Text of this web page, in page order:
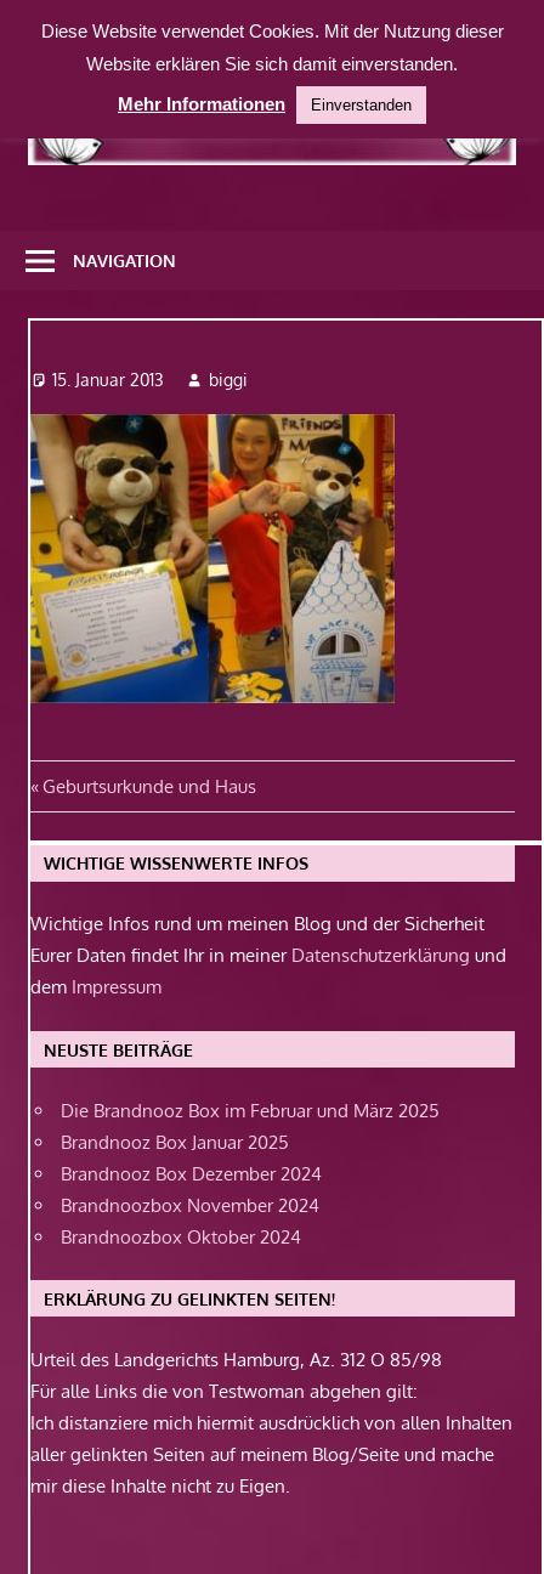
Inhalt
weitere
Website
NAVIGATION
15. Januar 2013 biggi
Beitragsnavigation
Vorheriger
Beitrag:
Geburtsurkunde und Haus
WICHTIGE WISSENWERTE INFOS
Wichtige Infos rund um meinen Blog und der Sicherheit
Eurer Daten findet Ihr in meiner Datenschutzerklärung und
dem Impressum
NEUSTE BEITRÄGE
Die Brandnooz Box im Februar und März 2025
Brandnooz Box Januar 2025
Brandnooz Box Dezember 2024
Brandnoozbox November 2024
Brandnoozbox Oktober 2024
ERKLÄRUNG ZU GELINKTEN SEITEN!
Urteil des Landgerichts Hamburg, Az. 312 O 85/98
Für alle Links die von Testwoman abgehen gilt:
Ich distanziere mich hiermit ausdrücklich von allen Inhalten
aller gelinkten Seiten auf meinem Blog/Seite und mache
mir diese Inhalte nicht zu Eigen.
Diese Website verwendet Cookies. Mit der Nutzung dieser
Website erklären Sie sich damit einverstanden.
Mehr Informationen
Einverstanden